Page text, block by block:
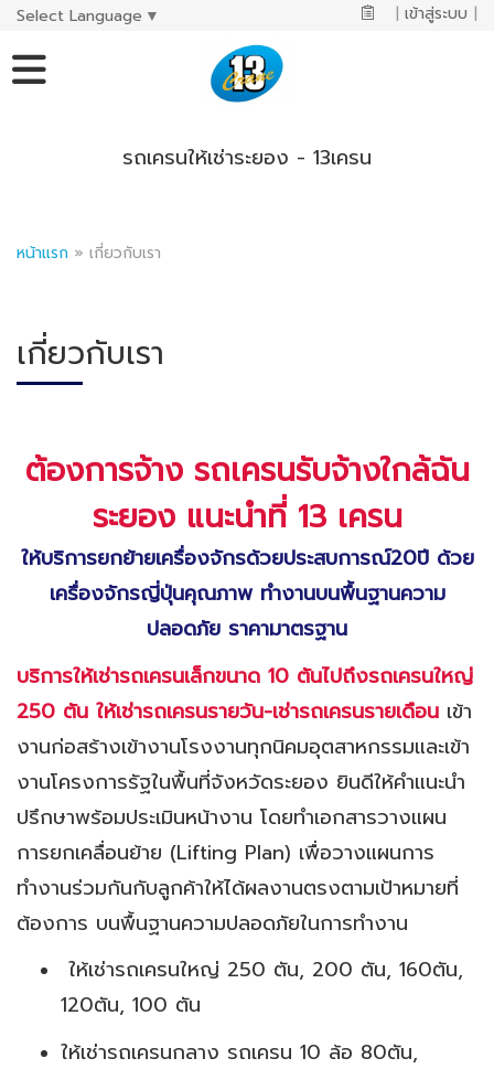
Select Language ▼ | เข้าสู่ระบบ |
รถเครนให้เช่าระยอง - 13เครน
หน้าแรก » เกี่ยวกับเรา
เกี่ยวกับเรา
ต้องการจ้าง รถเครนรับจ้างใกล้ฉัน
ระยอง แนะนำที่ 13 เครน
ให้บริการยกย้ายเครื่องจักรด้วยประสบการณ์20ปี ด้วย
เครื่องจักรญี่ปุ่นคุณภาพ ทำงานบนพื้นฐานความ
ปลอดภัย ราคามาตรฐาน
บริการให้เช่ารถเครนเล็กขนาด 10 ตันไปถึงรถเครนใหญ่
250 ตัน ให้เช่ารถเครนรายวัน-เช่ารถเครนรายเดือน เข้า
งานก่อสร้างเข้างานโรงงานทุกนิคมอุตสาหกรรมและเข้า
งานโครงการรัฐในพื้นที่จังหวัดระยอง ยินดีให้คำแนะนำ
ปรึกษาพร้อมประเมินหน้างาน โดยทำเอกสารวางแผน
การยกเคลื่อนย้าย (Lifting Plan) เพื่อวางแผนการ
ทำงานร่วมกันกับลูกค้าให้ได้ผลงานตรงตามเป้าหมายที่
ต้องการ บนพื้นฐานความปลอดภัยในการทำงาน
ให้เช่ารถเครนใหญ่ 250 ตัน, 200 ตัน, 160ตัน,
120ตัน, 100 ตัน
ให้เช่ารถเครนกลาง รถเครน 10 ล้อ 80ตัน,